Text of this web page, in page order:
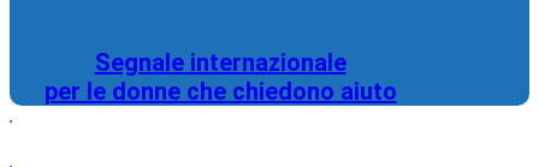
Segnale internazionale
per le donne che chiedono aiuto